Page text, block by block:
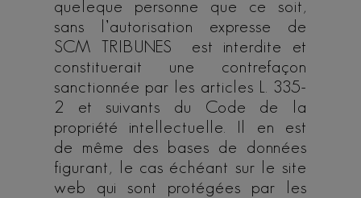
queleque personne que ce soit,
sans l’autorisation expresse de
SCM TRIBUNES est interdite et
constituerait une contrefaçon
sanctionnée par les articles L. 335-
2 et suivants du Code de la
propriété intellectuelle. Il en est
de même des bases de données
figurant, le cas échéant sur le site
web qui sont protégées par les